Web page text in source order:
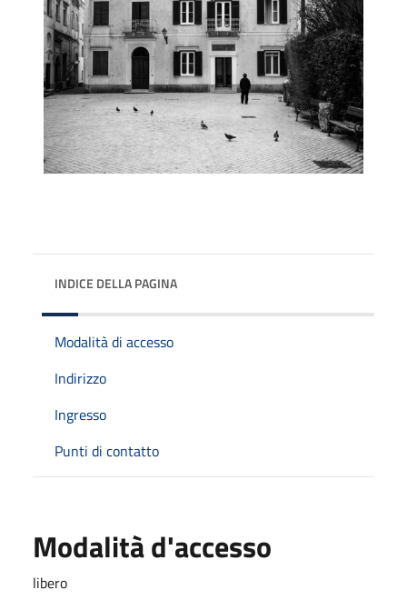
INDICE DELLA PAGINA
Modalità di accesso
Indirizzo
Ingresso
Punti di contatto
Modalità d'accesso
libero